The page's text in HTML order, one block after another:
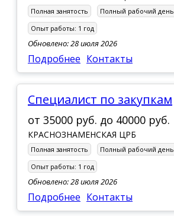
Полная занятость
Полный рабочий день
Опыт работы: 1 год
Обновлено: 28 июля 2026
Подробнее Контакты
Специалист по закупкам
от 35000 руб. до 40000 руб.
КРАСНОЗНАМЕНСКАЯ ЦРБ
Полная занятость
Полный рабочий день
Опыт работы: 1 год
Обновлено: 28 июля 2026
Подробнее Контакты